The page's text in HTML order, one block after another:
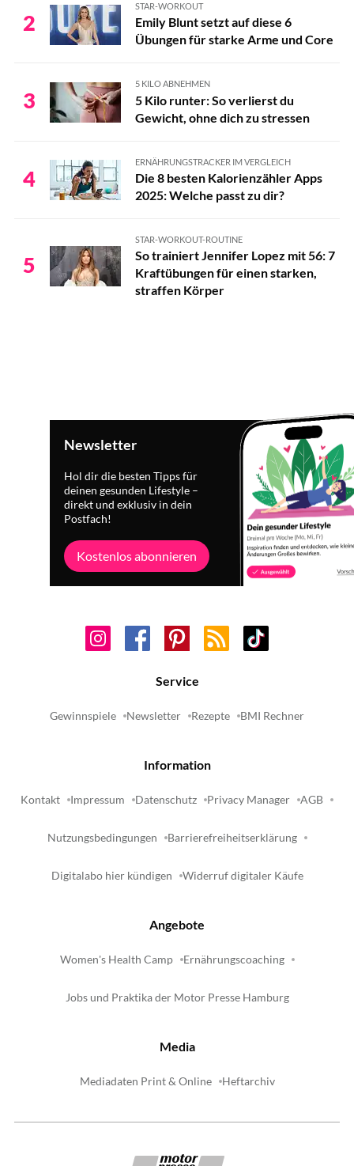
2
STAR-WORKOUT
Emily Blunt setzt auf diese 6
Übungen für starke Arme und Core
3
5 KILO ABNEHMEN
5 Kilo runter: So verlierst du
Gewicht, ohne dich zu stressen
4
ERNÄHRUNGSTRACKER IM VERGLEICH
Die 8 besten Kalorienzähler Apps
2025: Welche passt zu dir?
5
STAR-WORKOUT-ROUTINE
So trainiert Jennifer Lopez mit 56: 7
Kraftübungen für einen starken,
straffen Körper
Newsletter
Hol dir die besten Tipps für
deinen gesunden Lifestyle –
direkt und exklusiv in dein
Postfach!
Kostenlos abonnieren
Service
Gewinnspiele Newsletter Rezepte BMI Rechner
Information
Kontakt Impressum Datenschutz Privacy Manager AGB
Nutzungsbedingungen Barrierefreiheitserklärung
Digitalabo hier kündigen Widerruf digitaler Käufe
Angebote
Women's Health Camp Ernährungscoaching
Jobs und Praktika der Motor Presse Hamburg
Media
Mediadaten Print & Online Heftarchiv